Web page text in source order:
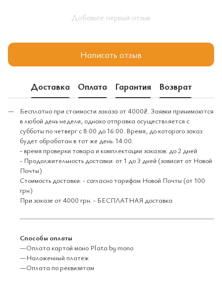
Добавьте первый отзыв
Написать отзыв
Доставка Оплата Гарантия Возврат
Бесплатно при стоимости заказа от 4000₴. Заявки принимаются
в любой день недели, однако отправка осуществляется с
субботы по четверг с 8:00 до 16:00. Время, до которого заказ
будет обработан в тот же день: 14:00.
- время проверки товара и комплектации заказов: до 2 дней
- Продолжительность доставки: от 1 до 3 дней (зависит от Новой
Почты)
Стоимость доставки: - согласно тарифам Новой Почты (от 100
грн)
При заказе от 4000 грн. - БЕСПЛАТНАЯ доставка
Способы оплаты
—Оплата картой моно Plata by mono
—Наложенный платеж
—Оплата по реквизитам